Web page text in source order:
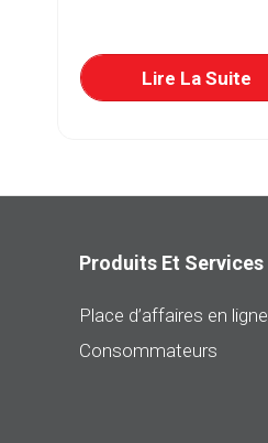
Lire La Suite
Produits Et Services
Place d’affaires en ligne
Consommateurs